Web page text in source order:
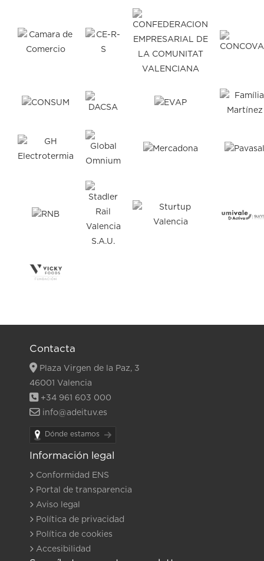
Contacta
Plaza Virgen de la Paz, 3
46001 Valencia
+34 961 603 000
info@adeituv.es
Dónde estamos
Información legal
Conformidad ENS
Portal de transparencia
Aviso legal
Política de privacidad
Política de cookies
Accesibilidad